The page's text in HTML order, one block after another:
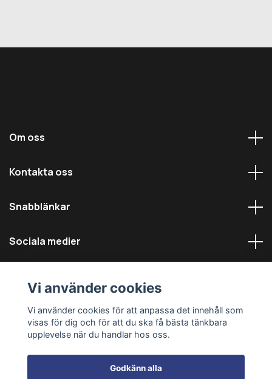
Om oss
Kontakta oss
Snabblänkar
Sociala medier
© 2026 Däckmästarna - Alla rättigheter reserverade
Vi använder cookies
Vi använder cookies för att anpassa det innehåll som
visas för dig och för att du ska få bästa tänkbara
upplevelse när du handlar hos oss.
Godkänn alla